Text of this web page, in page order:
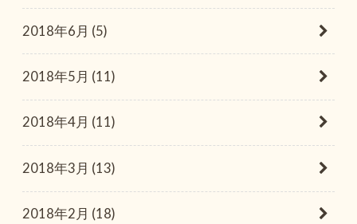
2018年6月 (5)
2018年5月 (11)
2018年4月 (11)
2018年3月 (13)
2018年2月 (18)